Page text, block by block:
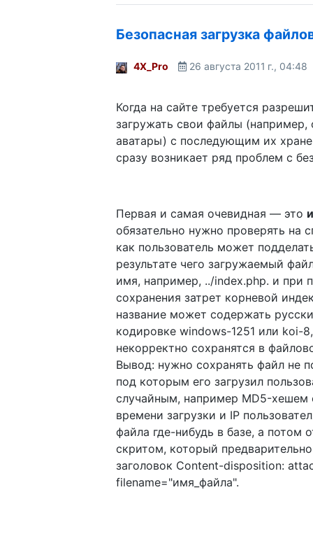
Безопасная загрузка
4X_Pro 26 августа 2011 г., 04:48
Когда на сайте требуется
загружать свои файлы (например,
аватары) с последующим их
сразу возникает ряд проблем с
Первая и самая очевидная — это
обязательно нужно проверять на
как пользователь может
результате чего загружаемый
имя, например, ../index.php. и при
сохранения затрет корневой
название может содержать
кодировке windows-1251 или koi-
некорректно сохранятся в
Вывод: нужно сохранять файл не
под которым его загрузил
случайным, например MD5-хешем
времени загрузки и IP
файла где-нибудь в базе, а потом
скритом, который
заголовок Content-disposition:
filename="имя_файла".